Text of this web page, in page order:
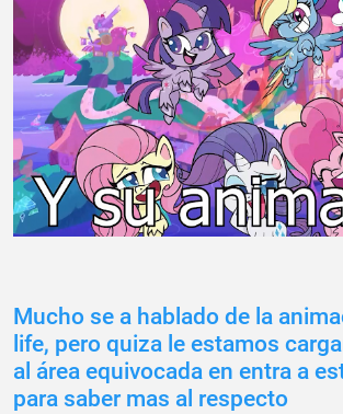
Mucho se a hablado de la
life, pero quiza le estamos
al área equivocada en entra a
para saber mas al respecto